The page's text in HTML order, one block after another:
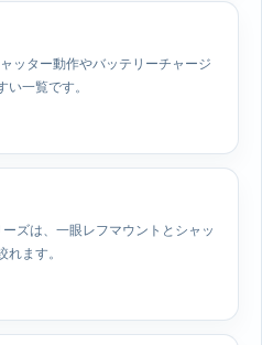
ッター動作やバッテリーチャージ
い一覧です。
ズは、一眼レフマウントとシャッ
ます。